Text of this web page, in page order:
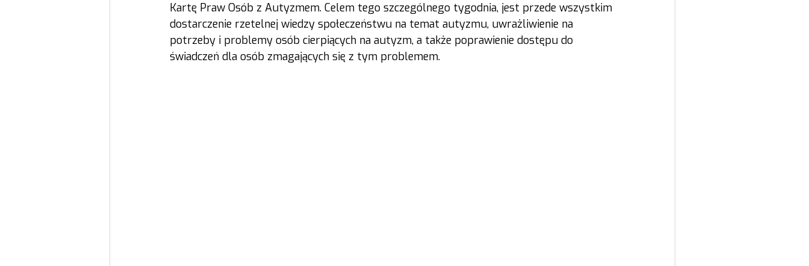
Kartę Praw Osób z Autyzmem. Celem tego szczególnego tygodnia, jest przede wszystkim
dostarczenie rzetelnej wiedzy społeczeństwu na temat autyzmu, uwrażliwienie na
potrzeby i problemy osób cierpiących na autyzm, a także poprawienie dostępu do
świadczeń dla osób zmagających się z tym problemem.